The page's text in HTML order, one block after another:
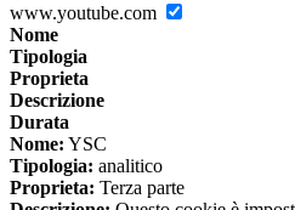
www.youtube.com
Nome
Tipologia
Proprieta
Descrizione
Durata
Nome: YSC
Tipologia: analitico
Proprieta: Terza parte